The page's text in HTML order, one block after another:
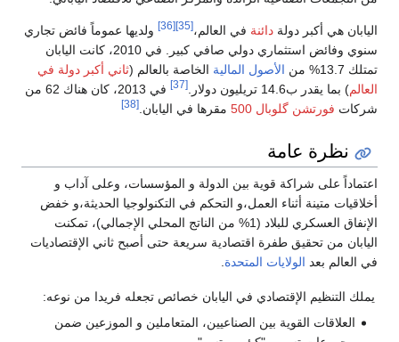
اليابان هي أكبر دولة دائنة في العالم،[35]
[36]
ولديها عموماً فائض تجاري
سنوي وفائض استثماري دولي صافي كبير. في 2010، كانت اليابان
تمتلك 13.7% من
الأصول المالية الخاصة بالعالم (ثاني أكبر دولة في
العالم) بما يقدر ب14.6 تريليون دولار. [37]
في 2013، كان هناك 62 من
شركات فورتشن گلوبال 500 مقرها في اليابان. [38]
نظرة عامة
اعتماداً على شراكة قوية بين الدولة و المؤسسات، وعلى آداب و
أخلاقيات متينة أثناء العمل،و التحكم في التكنولوجيا الحديثة،و خفض
الإنفاق العسكري للبلاد (1% من الناتج المحلي الإجمالي)، تمكنت
اليابان من تحقيق طفرة اقتصادية سريعة حتى أصبح ثاني الإقتصاديات
في العالم بعد الولايات المتحدة
يملك التنظيم الإقتصادي في اليابان خصائص تجعله فريدا من نوعه:
العلاقات القوية بين الصناعيين، المتعاملين و الموزعين ضمن